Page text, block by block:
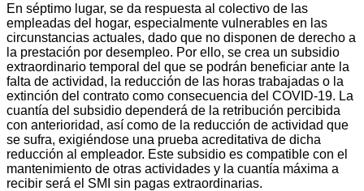
En séptimo lugar, se da respuesta al colectivo de las
empleadas del hogar, especialmente vulnerables en las
circunstancias actuales, dado que no disponen de derecho a
la prestación por desempleo. Por ello, se crea un subsidio
extraordinario temporal del que se podrán beneficiar ante la
falta de actividad, la reducción de las horas trabajadas o la
extinción del contrato como consecuencia del COVID-19. La
cuantía del subsidio dependerá de la retribución percibida
con anterioridad, así como de la reducción de actividad que
se sufra, exigiéndose una prueba acreditativa de dicha
reducción al empleador. Este subsidio es compatible con el
mantenimiento de otras actividades y la cuantía máxima a
recibir será el SMI sin pagas extraordinarias.